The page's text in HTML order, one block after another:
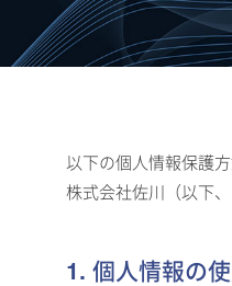
以下の個人情報保護
株式会社佐川（以下
1. 個人情報の